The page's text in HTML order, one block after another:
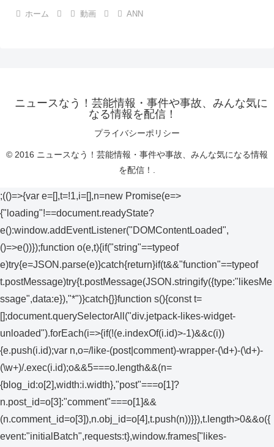
ホーム 動画 ANN
ニュースなう！芸能情報・事件や事故、みんな気に
なる情報を配信！
プライバシーポリシー
© 2016 ニュースなう！芸能情報・事件や事故、みんな気になる情報
を配信！.
;(()=>{var e=[],t=!1,i=[],n=new Promise(e=>
{"loading"!==document.readyState?
e():window.addEventListener("DOMContentLoaded",
()=>e())});function o(e,t){if("string"==typeof
e)try{e=JSON.parse(e)}catch{return}if(t&&"function"==typeof
t.postMessage)try{t.postMessage(JSON.stringify({type:"likesMe
ssage",data:e}),"*")}catch{}}function s(){const t=
[];document.querySelectorAll("div.jetpack-likes-widget-
unloaded").forEach(i=>{if(!(e.indexOf(i.id)>-1)&&c(i))
{e.push(i.id);var n,o=/like-(post|comment)-wrapper-(\d+)-(\d+)-
(\w+)/.exec(i.id);o&&5===o.length&&(n=
{blog_id:o[2],width:i.width},"post"===o[1]?
n.post_id=o[3]:"comment"===o[1]&&
(n.comment_id=o[3]),n.obj_id=o[4],t.push(n))}}),t.length>0&&o({
event:"initialBatch",requests:t},window.frames["likes-